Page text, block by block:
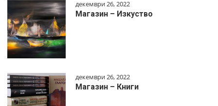
декември 26, 2022
Магазин – Изкуство
декември 26, 2022
Магазин – Книги